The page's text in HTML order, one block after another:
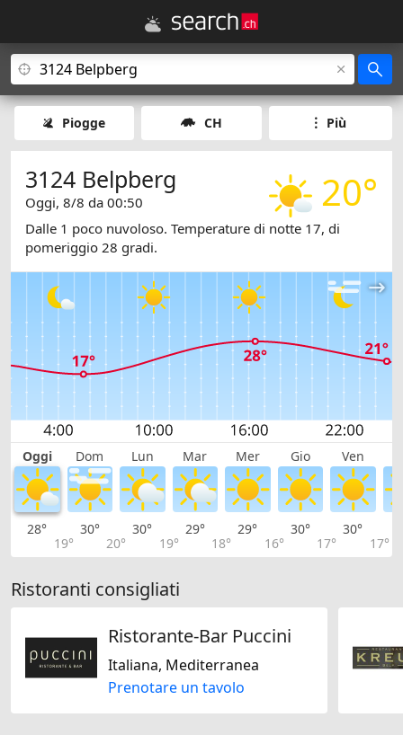
Piogge CH Più
20°
3124 Belpberg
Oggi, 8/8 da 00:50
Dalle 1 poco nuvoloso. Temperature di notte 17, di
pomeriggio 28 gradi.
Oggi Dom Lun Mar Mer Gio Ven
28°
19°
30°
20°
30°
19°
29°
18°
29°
16°
30°
17°
30°
17°
Ristoranti consigliati
Ristorante-Bar Puccini
Italiana, Mediterranea
Prenotare un tavolo